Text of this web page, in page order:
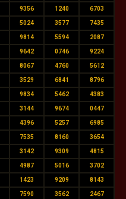
9356 1240 6703
5024 3577 7435
9814 5594 2087
9642 0746 9224
8067 4760 5612
3529 6841 8796
9834 5462 4383
3144 9674 0447
4396 5257 6985
7535 8160 3654
3142 9309 4815
4987 5016 3702
1423 9209 8143
7590 3562 2467